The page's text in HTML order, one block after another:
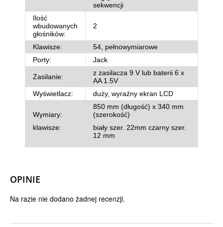
sekwencji
Ilość
wbudowanych
głośników:
2
Klawisze:
54, pełnowymiarowe
Porty:
Jack
Zasilanie:
z zasilacza 9 V lub baterii 6 x
AA 1.5V
Wyświetlacz:
duży, wyraźny ekran LCD
Wymiary:
klawisze:
850 mm (długość) x 340 mm
(szerokość)
biały szer. 22mm czarny szer.
12 mm
OPINIE
Na razie nie dodano żadnej recenzji.